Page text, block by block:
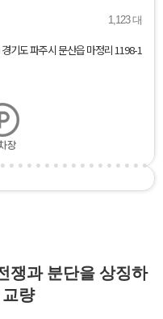
1,123 대
기도 파주시 문산읍 마정리 1198-1
쟁과 분단을 상징하
량